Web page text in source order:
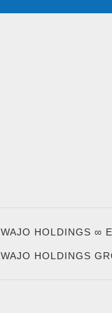
WAJO HOLDINGS ∞
新サービスサイト
WAJO HOLDINGS